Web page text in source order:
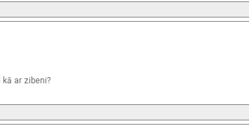
ar zibeni?